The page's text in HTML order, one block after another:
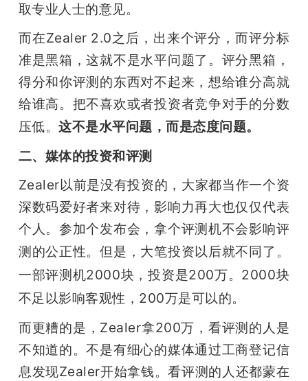
取专业人士的意见。
而在Zealer 2.0之后，出来个评分，而评分标
准是黑箱，这就不是水平问题了。评分黑箱，
得分和你评测的东西对不起来，想给谁分高就
给谁高。把不喜欢或者投资者竞争对手的分数
压低。这不是水平问题，而是态度问题。
二、媒体的投资和评测
Zealer以前是没有投资的，大家都当作一个资
深数码爱好者来对待，影响力再大也仅仅代表
个人。参加个发布会，拿个评测机不会影响评
测的公正性。但是，大笔投资以后就不同了。
一部评测机2000块，投资是200万。2000块
不足以影响客观性，200万是可以的。
而更糟的是，Zealer拿200万，看评测的人是
不知道的。不是有细心的媒体通过工商登记信
息发现Zealer开始拿钱。看评测的人还都蒙在